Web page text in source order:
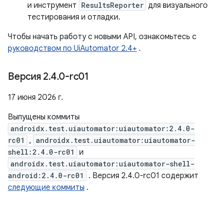
и инструмент ResultsReporter для визуального
тестирования и отладки.
Чтобы начать работу с новыми API, ознакомьтесь с
руководством по UiAutomator 2.4+ .
Версия 2.4.0-rc01
17 июня 2026 г.
Выпущены коммиты
androidx.test.uiautomator:uiautomator:2.4.0-
rc01
, androidx.test.uiautomator:uiautomator-
shell:2.4.0-rc01
и
androidx.test.uiautomator:uiautomator-shell-
android:2.4.0-rc01
. Версия 2.4.0-rc01 содержит
следующие коммиты .